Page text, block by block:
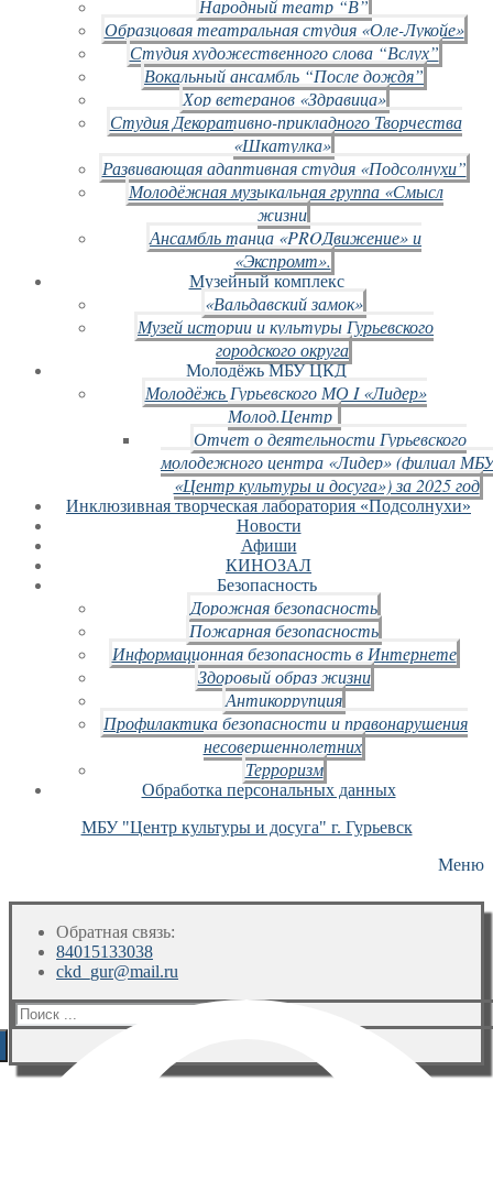
Народный театр “В”
Образцовая театральная студия «Оле-Лукойе»
Студия художественного слова “Вслух”
Вокальный ансамбль “После дождя”
Хор ветеранов «Здравица»
Студия Декоративно-прикладного Творчества
«Шкатулка»
Развивающая адаптивная студия «Подсолнухи”
Молодёжная музыкальная группа «Смысл
жизни
Ансамбль танца «PROДвижение» и
«Экспромт».
Музейный комплекс
«Вальдавский замок»
Музей истории и культуры Гурьевского
городского округа
Молодёжь МБУ ЦКД
Молодёжь Гурьевского МО I «Лидер»
Молод.Центр
Отчет о деятельности Гурьевского
молодежного центра «Лидер» (филиал
«Центр культуры и досуга») за 2025 год
Инклюзивная творческая лаборатория «Подсолнухи»
Новости
Афиши
КИНОЗАЛ
Безопасность
Дорожная безопасность
Пожарная безопасность
Информационная безопасность в Интернете
Здоровый образ жизни
Антикоррупция
Профилактика безопасности и правонарушения
несовершеннолетних
Терроризм
Обработка персональных данных
МБУ "Центр культуры и досуга" г. Гурьевск
Меню
Обратная связь:
84015133038
ckd_gur@mail.ru
Искать: